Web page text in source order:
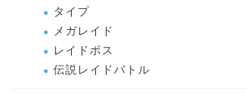
タイプ
メガレイド
レイドボス
伝説レイドバトル